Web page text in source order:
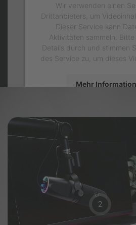
Wir verwenden einen
Drittanbieters, um
Dieser Service kann
Aktivitäten sammeln.
Details durch und stimmen
des Service zu, um dieses
Mehr
2